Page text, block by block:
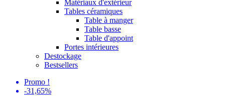
Matériaux d'extérieur
Tables céramiques
Table à manger
Table basse
Table d'appoint
Portes intérieures
Destockage
Bestsellers
Promo !
-31,65%